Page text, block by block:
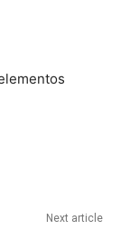
Next article